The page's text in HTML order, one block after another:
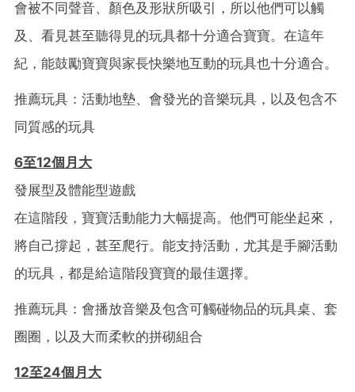
會被不同聲音、顏色及形狀所吸引，所以他們可以觸
及、看見甚至聽得見的玩具都十分適合寶寶。在這年
紀，能鼓勵寶寶與家長快樂地互動的玩具也十分適合。
推薦玩具：活動地墊、會發光的音樂玩具，以及包含不
同質感的玩具
6至12個月大
發展型及體能型遊戲
在這階段，寶寶活動能力大幅提高。他們可能坐起來，
將自己撐起，甚至爬行。能支持活動，尤其是手腳活動
的玩具，都是給這階段寶寶的最佳選擇。
推薦玩具：會播放音樂及包含可觸碰物品的玩具桌、套
圈圈，以及大而柔軟的拼砌組合
12至24個月大